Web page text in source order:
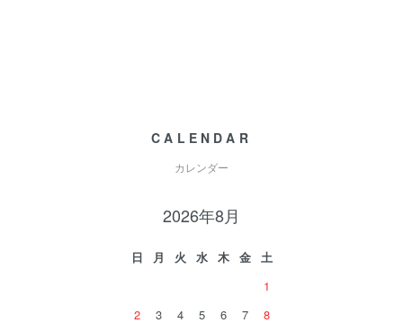
CALENDAR
カレンダー
2026年8月
日 月 火 水 木 金
土
1
2
3 4 5 6 7
8